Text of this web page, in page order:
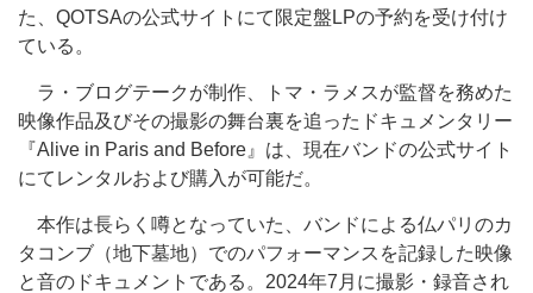
た、QOTSAの公式サイトにて限定盤LPの予約を受け付け
ている。
ラ・ブログテークが制作、トマ・ラメスが監督を務めた
映像作品及びその撮影の舞台裏を追ったドキュメンタリー
『Alive in Paris and Before』は、現在バンドの公式サイト
にてレンタルおよび購入が可能だ。
本作は長らく噂となっていた、バンドによる仏パリのカ
タコンブ（地下墓地）でのパフォーマンスを記録した映像
と音のドキュメントである。2024年7月に撮影・録音され